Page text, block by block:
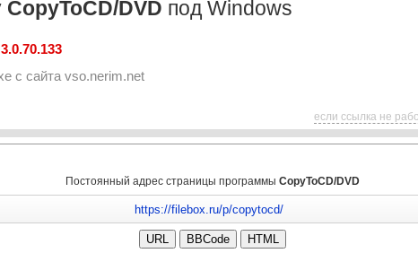
CopyToCD/DVD под Windows
с сайта vso.nerim.net
если ссылка не
Постоянный адрес страницы программы CopyToCD/DVD